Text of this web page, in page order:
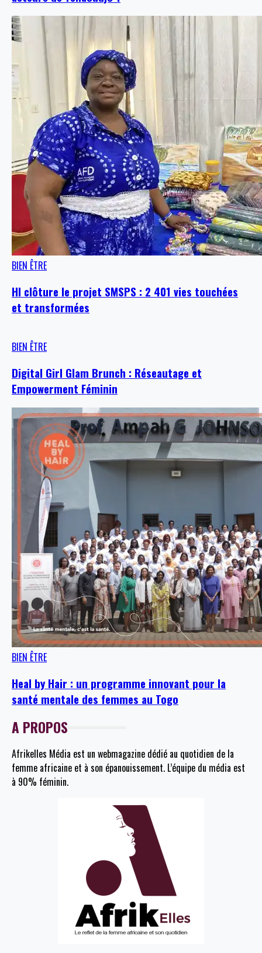
BIEN ÊTRE
HI clôture le projet SMSPS : 2 401 vies touchées
et transformées
BIEN ÊTRE
Digital Girl Glam Brunch : Réseautage et
Empowerment Féminin
BIEN ÊTRE
Heal by Hair : un programme innovant pour la
santé mentale des femmes au Togo
A PROPOS
Afrikelles Média est un webmagazine dédié au quotidien de la
femme africaine et à son épanouissement. L’équipe du média est
à 90% féminin.